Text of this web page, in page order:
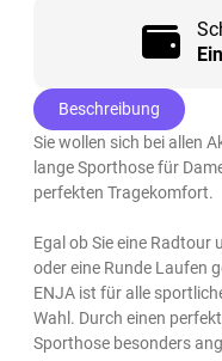
Beschreibung
Sie wollen sich bei allen
lange Sporthose für
perfekten Tragekomfort.
Egal ob Sie eine Radtour
oder eine Runde Laufen
ENJA ist für alle
Wahl. Durch einen
Sporthose besonders